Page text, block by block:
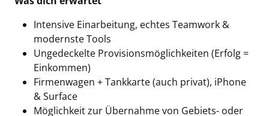
Intensive Einarbeitung, echtes Teamwork &
modernste Tools
Ungedeckelte Provisionsmöglichkeiten (Erfolg =
Einkommen)
Firmenwagen + Tankkarte (auch privat), iPhone
& Surface
Möglichkeit zur Übernahme von Gebiets- oder